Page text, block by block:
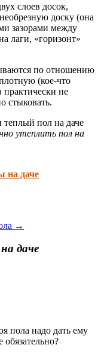
слоев досок,
доску (она
зазорами между
лаги, «горизонт»
по отношению
(кое-что
практически не
стыковать.
пол на даче
утеплить пол на
на даче
→
даче
пола надо дать ему
обязательно?